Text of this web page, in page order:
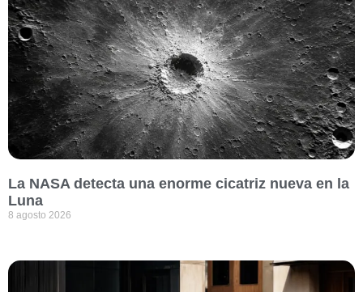
La NASA detecta una enorme cicatriz nueva en la
Luna
8 agosto 2026